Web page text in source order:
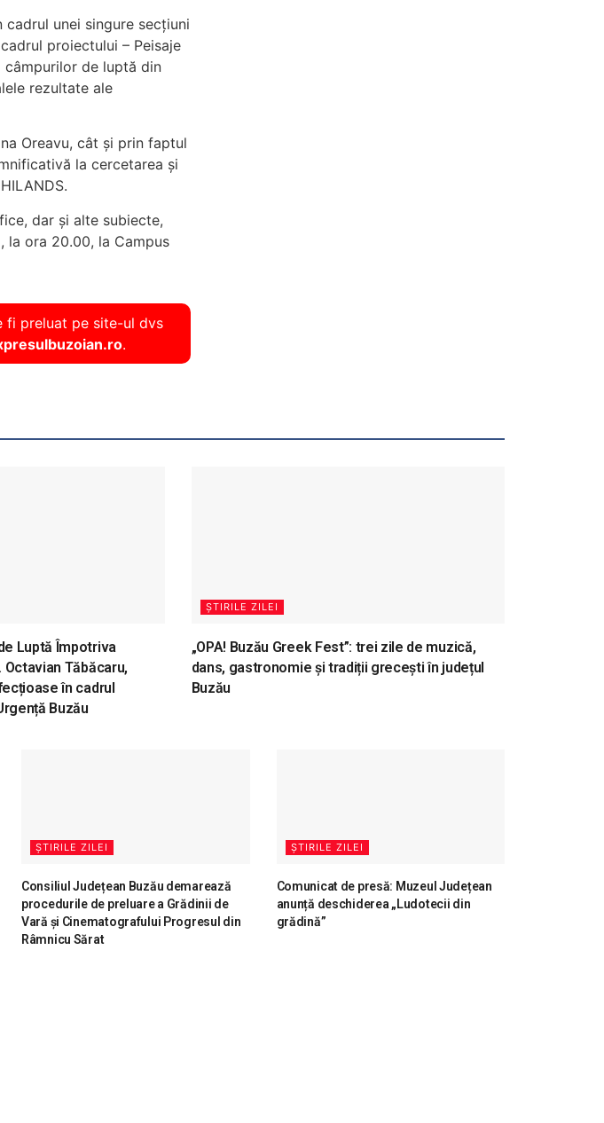
unei singure secțiuni
proiectului – Peisaje
câmpurilor de luptă din
rezultate ale
Oreavu, cât și prin faptul
la cercetarea și
dar și alte subiecte,
la ora 20.00, la Campus
fi preluat pe site-ul dvs
.
Luptă Împotriva
Tăbăcaru,
în cadrul
Buzău
ȘTIRILE ZILEI
„OPA! Buzău Greek Fest”: trei zile de muzică,
dans, gastronomie și tradiții grecești în județul
Buzău
ȘTIRILE ZILEI
Consiliul Județean Buzău demarează
procedurile de preluare a Grădinii de
Vară și Cinematografului Progresul din
Râmnicu Sărat
ȘTIRILE ZILEI
Comunicat de presă: Muzeul Județean
anunță deschiderea „Ludotecii din
grădină”